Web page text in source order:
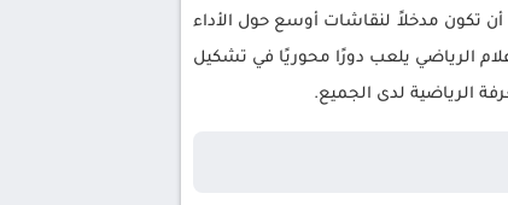
تكون مدخلاً لنقاشات أوسع حول الأداء
الرياضي يلعب دورًا محوريًا في تشكيل
الرياضية لدى الجميع.